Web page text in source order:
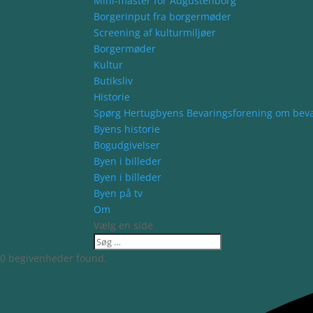
Borgerinput fra borgermøder
Screening af kulturmiljøer
Borgermøder
Kultur
Butiksliv
Historie
Spørg Hertugbyens Bevaringsforening om
Byens historie
Bogudgivelser
Byen i billeder
Byen i billeder
Byen på tv
Om
Vælg en side
0 begivenheder found.